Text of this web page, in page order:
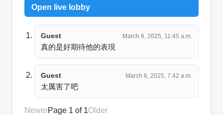
Open live lobby
Guest March 6, 2025, 11:45 a.m.
真的是好期待他的表現
Guest March 6, 2025, 7:42 a.m.
太厲害了吧
NewerPage 1 of 1Older